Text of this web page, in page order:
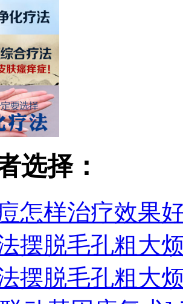
选择：
怎样治疗效果
摆脱毛孔粗大
摆脱毛孔粗大